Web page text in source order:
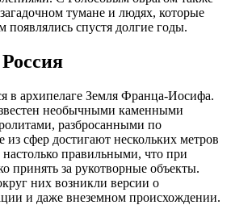
тумане и людях, которые
появлялись спустя долгие годы.
в архипелаге Земля Франца-Иосифа.
необычными каменными
разбросанными по
сфер достигают нескольких метров
настолько правильными, что при
принять за рукотворные объекты.
них возникли версии о
и даже внеземном происхождении.